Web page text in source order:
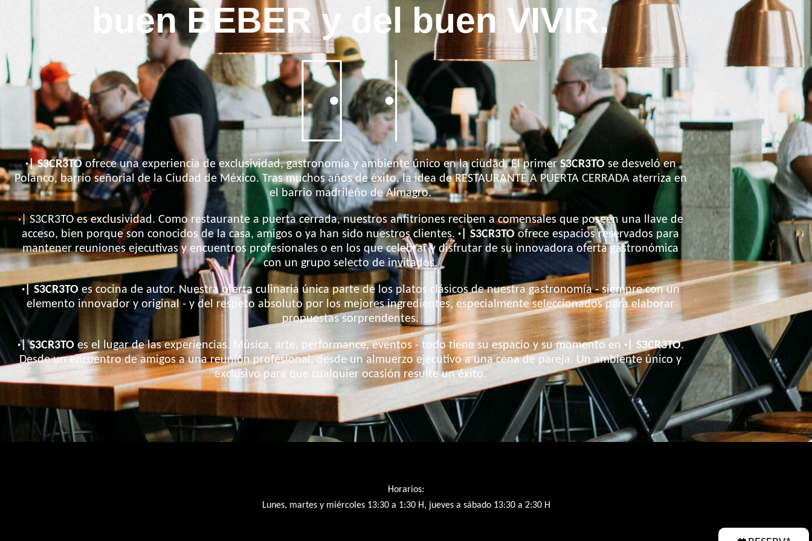
buen BEBER y del buen VIVIR.
·| S3CR3TOofrece una experiencia de exclusividad, gastronomía y ambiente único en la ciudad. El primerS3CR3TO se desveló en
Polanco, barrio señorial de la Ciudad de México. Tras muchos años de éxito, la idea de RESTAURANTE A PUERTA CERRADA aterriza en
el barrio madrileño de Almagro.
·| S3CR3TO es exclusividad. Como restaurante a puerta cerrada, nuestros anfitriones reciben a comensales que poseen una llave de
acceso, bien porque son conocidos de la casa, amigos o ya han sido nuestros clientes. ·| S3CR3TO ofrece espacios reservados para
mantener reuniones ejecutivas y encuentros profesionales o en los que celebrar y disfrutar de su innovadora oferta gastronómica
con un grupo selecto de invitados.
·| S3CR3TO es cocina de autor. Nuestra oferta culinaria única parte de los platos clásicos de nuestra gastronomía - siempre con un
elemento innovador y original - y del respeto absoluto por los mejores ingredientes, especialmente seleccionados para elaborar
propuestas sorprendentes.
·| S3CR3TO es el lugar de las experiencias. Música, arte, performance, eventos - todo tiene su espacio y su momento en ·| S3CR3TO.
Desde un encuentro de amigos a una reunión profesional, desde un almuerzo ejecutivo a una cena de pareja. Un ambiente único y
exclusivo para que cualquier ocasión resulte un éxito.
Horarios:
Lunes, martes y miércoles 13:30 a 1:30 H, jueves a sábado 13:30 a 2:30 H